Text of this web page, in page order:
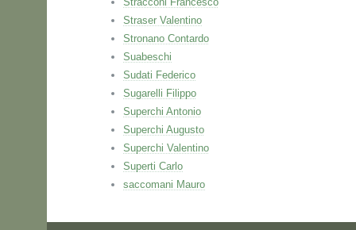
Straser Valentino
Stronano Contardo
Suabeschi
Sudati Federico
Sugarelli Filippo
Superchi Antonio
Superchi Augusto
Superchi Valentino
Superti Carlo
saccomani Mauro